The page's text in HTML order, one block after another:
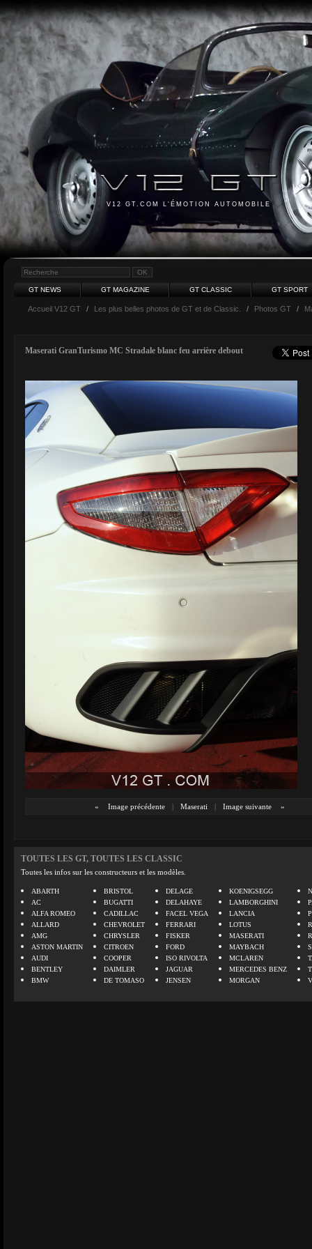
V12 GT.COM L'ÉMOTION AUTOMOBILE
GT NEWS GT MAGAZINE GT CLASSIC GT SPORT
Accueil V12 GT / Les plus belles photos de GT et de Classic. / Photos GT /
Maserati GranTurismo MC Stradale blanc feu arrière debout
« Image précédente | Maserati | Image suivante »
TOUTES LES GT, TOUTES LES CLASSIC
Toutes les infos sur les constructeurs et les modèles.
ABARTH
AC
ALFA ROMEO
ALLARD
AMG
ASTON MARTIN
AUDI
BENTLEY
BMW
BRISTOL
BUGATTI
CADILLAC
CHEVROLET
CHRYSLER
CITROEN
COOPER
DAIMLER
DE TOMASO
DELAGE
DELAHAYE
FACEL VEGA
FERRARI
FISKER
FORD
ISO RIVOLTA
JAGUAR
JENSEN
KOENIGSEGG
LAMBORGHINI
LANCIA
LOTUS
MASERATI
MAYBACH
MCLAREN
MERCEDES BENZ
MORGAN